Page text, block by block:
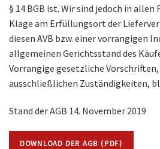
§ 14 BGB ist. Wir sind jedoch in
Klage am Erfüllungsort der
diesen AVB bzw. einer vorrangigen
allgemeinen Gerichtsstand des
Vorrangige gesetzliche
ausschließlichen Zuständigkeiten,
Stand der AGB 14. November 2019
DOWNLOAD DER AGB (PDF)